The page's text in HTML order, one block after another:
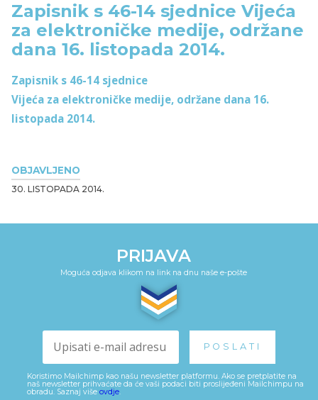
OBJAVLJENO
30. LISTOPADA 2014.
Zapisnik s 46-14 sjednice Vijeća
za elektroničke medije, održane
dana 16. listopada 2014.
Zapisnik s 46-14 sjednice
Vijeća za elektroničke medije, održane dana 16.
listopada 2014.
PRIJAVA
Moguća odjava klikom na link na dnu naše e-pošte
Koristimo Mailchimp kao našu newsletter platformu. Ako se pretplatite na
naš newsletter prihvaćate da će vaši podaci biti proslijeđeni Mailchimpu na
obradu. Saznaj više ovdje